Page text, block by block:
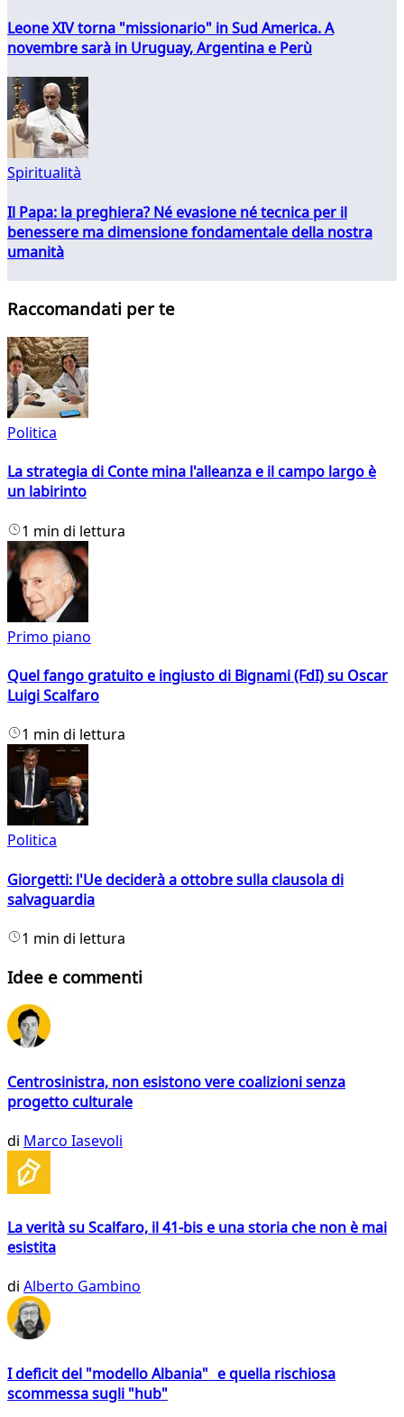
Leone XIV torna "missionario" in Sud America. A
novembre sarà in Uruguay, Argentina e Perù
Spiritualità
Il Papa: la preghiera? Né evasione né tecnica per il
benessere ma dimensione fondamentale della nostra
umanità
Raccomandati per te
Politica
La strategia di Conte mina l'alleanza e il campo largo è
un labirinto
1 min di lettura
Primo piano
Quel fango gratuito e ingiusto di Bignami (FdI) su Oscar
Luigi Scalfaro
1 min di lettura
Politica
Giorgetti: l'Ue deciderà a ottobre sulla clausola di
salvaguardia
1 min di lettura
Idee e commenti
Centrosinistra, non esistono vere coalizioni senza
progetto culturale
di Marco Iasevoli
La verità su Scalfaro, il 41-bis e una storia che non è mai
esistita
di Alberto Gambino
I deficit del "modello Albania" e quella rischiosa
scommessa sugli "hub"